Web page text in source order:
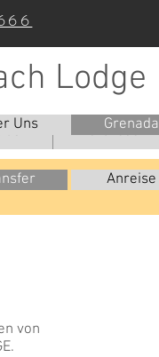
Lodge
Us Grenada
Uns Grenada
Anreise
von